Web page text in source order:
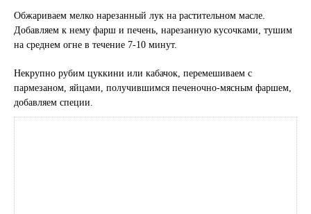
Обжариваем мелко нарезанный лук на растительном масле.
Добавляем к нему фарш и печень, нарезанную кусочками, тушим
на среднем огне в течение 7-10 минут.
Некрупно рубим цуккини или кабачок, перемешиваем с
пармезаном, яйцами, получившимся печеночно-мясным фаршем,
добавляем специи.